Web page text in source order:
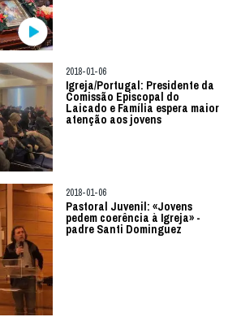
2018-01-06
Igreja/Portugal: Presidente da
Comissão Episcopal do
Laicado e Família espera maior
atenção aos jovens
2018-01-06
Pastoral Juvenil: «Jovens
pedem coerência à Igreja» -
padre Santi Dominguez